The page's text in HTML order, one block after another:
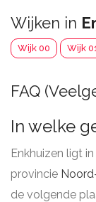
Wijken in
Wijk 00 Wijk
FAQ
In welke
Enkhuizen ligt
provincie
de volgende